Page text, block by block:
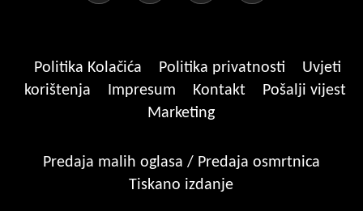
Politika Kolačića Politika privatnosti
Uvjeti
korištenja
Impresum Kontakt
Pošalji vijest
Marketing
Predaja malih oglasa / Predaja osmrtnica
Tiskano izdanje